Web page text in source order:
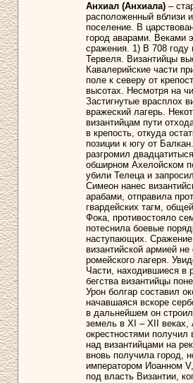
Анхиал (Анхиала)–
расположенный вблизи
поселение. В
город аварами. Веками
сражения. 1) В 708 году
Тервеля. Византийцы
Кавалерийские части
поле к северу от
высотах. Несмотря на
Застигнутые врасплох
вражеский лагерь.
византийцам пути
в крепость, откуда
позиции к югу от
разгромил
обширном Ахелойском
убили Телеца и
Симеон нанес
арабами, отправила
гвардейских тагм,
Фока, противостояло
потеснила боевые
наступающих.
византийской армией
ромейского лагеря.
Части, находившиеся в
бегства византийцы
Урон болгар составил
начавшаяся вскоре
в дальнейшем он
земель в ХІ – ХІІ
окрестностями получил
над византийцами на
вновь получила город,
императором Иоанном
под власть Византии,